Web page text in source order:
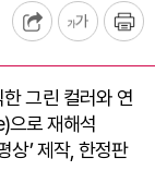
그린 컬러와 연
으로 재해석
상’ 제작, 한정판